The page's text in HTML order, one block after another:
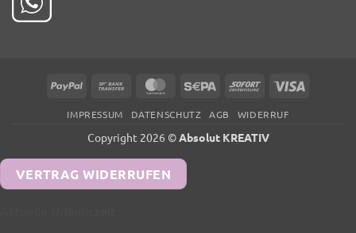
PayPal
Bank
MasterCardSepa Sofort
IMPRESSUM DATENSCHUTZ AGB WIDERRUF
Copyright 2026 ©Absolut KREATIV
VERTRAG WIDERRUFEN